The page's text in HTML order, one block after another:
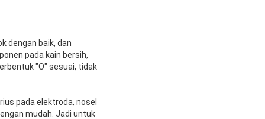
dengan baik, dan
pada kain bersih,
"O" sesuai, tidak
pada elektroda, nosel
mudah. Jadi untuk